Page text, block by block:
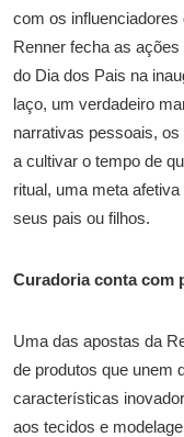
com os influenciadores
Renner fecha as
do Dia dos Pais na
laço, um verdadeiro
narrativas pessoais,
a cultivar o tempo de
ritual, uma meta
seus pais ou filhos.
Curadoria conta com
Uma das apostas da
de produtos que unem
características
aos tecidos e